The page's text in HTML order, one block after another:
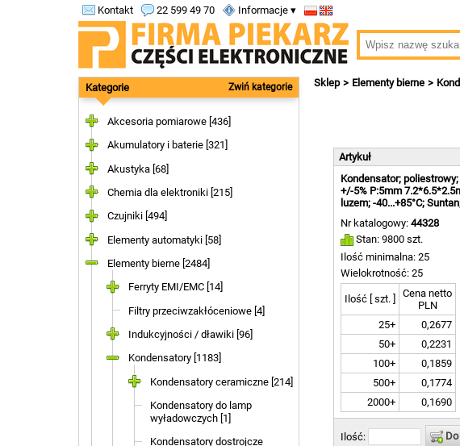
Kontakt 22 599 49 70 Informacje ▾
Kategorie Zwiń kategorie
Akcesoria pomiarowe [436]
Akumulatory i baterie [321]
Akustyka [68]
Chemia dla elektroniki [215]
Czujniki [494]
Elementy automatyki [58]
Elementy bierne [2484]
Ferryty EMI/EMC [14]
Filtry przeciwzakłóceniowe [4]
Indukcyjności / dławiki [96]
Kondensatory [1183]
Kondensatory ceramiczne [214]
Kondensatory do lamp
wyładowczych [1]
Kondensatory dostrojcze
Sklep Elementy bierne
Artykuł
Kondensator;
+/-5% P:5mm
luzem; -40...+85°C;
Nr katalogowy: 44328
Stan: 9800 szt.
Ilość minimalna: 25
Wielokrotność: 25
Ilość [ szt. ]
Cena netto
PLN
25+
0,2677
50+
0,2231
100+
0,1859
500+
0,1774
2000+
0,1690
Ilość: